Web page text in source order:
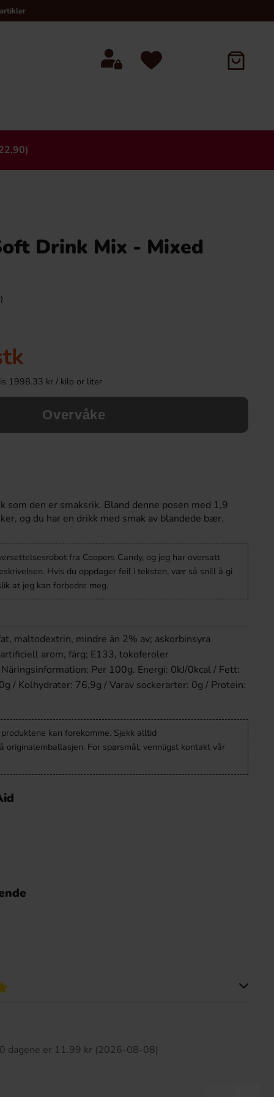
Köp Köp
Drink Mix - Mixed
1998.33 kr / kilo or liter
Overvåke
som den er smaksrik. Bland denne posen med 1,9
og du har en drikk med smak av blandede bær.
fra Coopers Candy, og jeg har oversatt
Hvis du oppdager feil i teksten, vær så snill å gi
at jeg kan forbedre meg.
maltodextrin, mindre än 2% av; askorbinsyra
arom, färg; E133, tokoferoler
Per 100g. Energi: 0kJ/0kcal / Fett:
/ Kolhydrater: 76,9g / Varav sockerarter: 0g / Protein:
kan forekomme. Sjekk alltid
originalemballasjen. For spørsmål, vennligst kontakt vår
dagene er 11.99 kr (2026-08-08)